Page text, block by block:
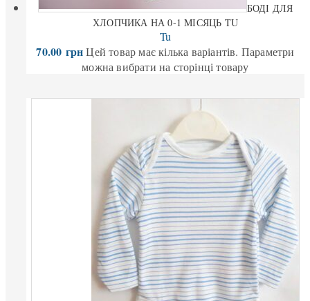
БОДІ ДЛЯ
ХЛОПЧИКА НА 0-1 МІСЯЦЬ TU
Tu
70.00 грн Цей товар має кілька варіантів. Параметри
можна вибрати на сторінці товару